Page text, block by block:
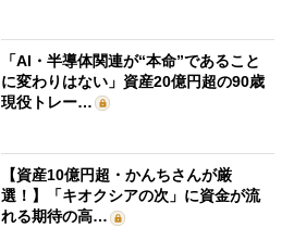
「AI・半導体関連が“本命”であること
に変わりはない」資産20億円超の90歳
現役トレー…
【資産10億円超・かんちさんが厳
選！】「キオクシアの次」に資金が流
れる期待の高…